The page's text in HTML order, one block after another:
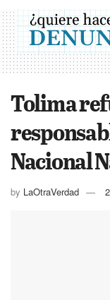
Tolima
Nacional
by LaOtraVerdad